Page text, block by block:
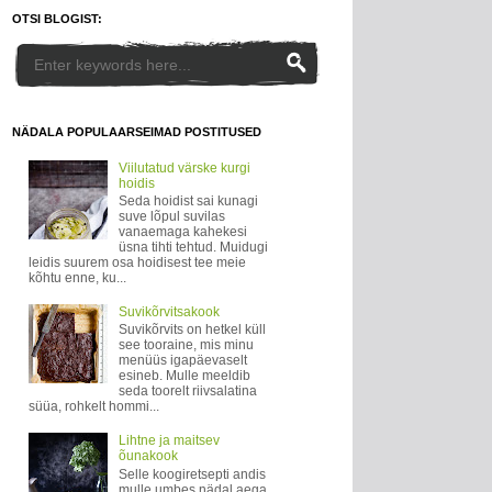
OTSI BLOGIST:
NÄDALA POPULAARSEIMAD POSTITUSED
Viilutatud värske kurgi
hoidis
Seda hoidist sai kunagi
suve lõpul suvilas
vanaemaga kahekesi
üsna tihti tehtud. Muidugi
leidis suurem osa hoidisest tee meie
kõhtu enne, ku...
Suvikõrvitsakook
Suvikõrvits on hetkel küll
see tooraine, mis minu
menüüs igapäevaselt
esineb. Mulle meeldib
seda toorelt riivsalatina
süüa, rohkelt hommi...
Lihtne ja maitsev
õunakook
Selle koogiretsepti andis